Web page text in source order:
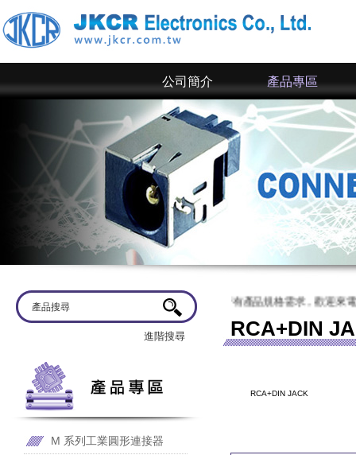
公司簡介 產品專區
蒞臨 京政電子~ 網站上僅為一部分規格，倘若有產品規格需求，歡迎來電
RCA+DIN
RCA+DIN JACK
進階搜尋
M 系列工業圓形連接器